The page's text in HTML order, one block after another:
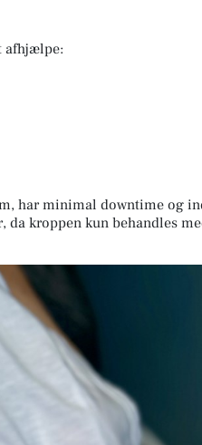
afhjælpe:
har minimal downtime og
kroppen kun behandles